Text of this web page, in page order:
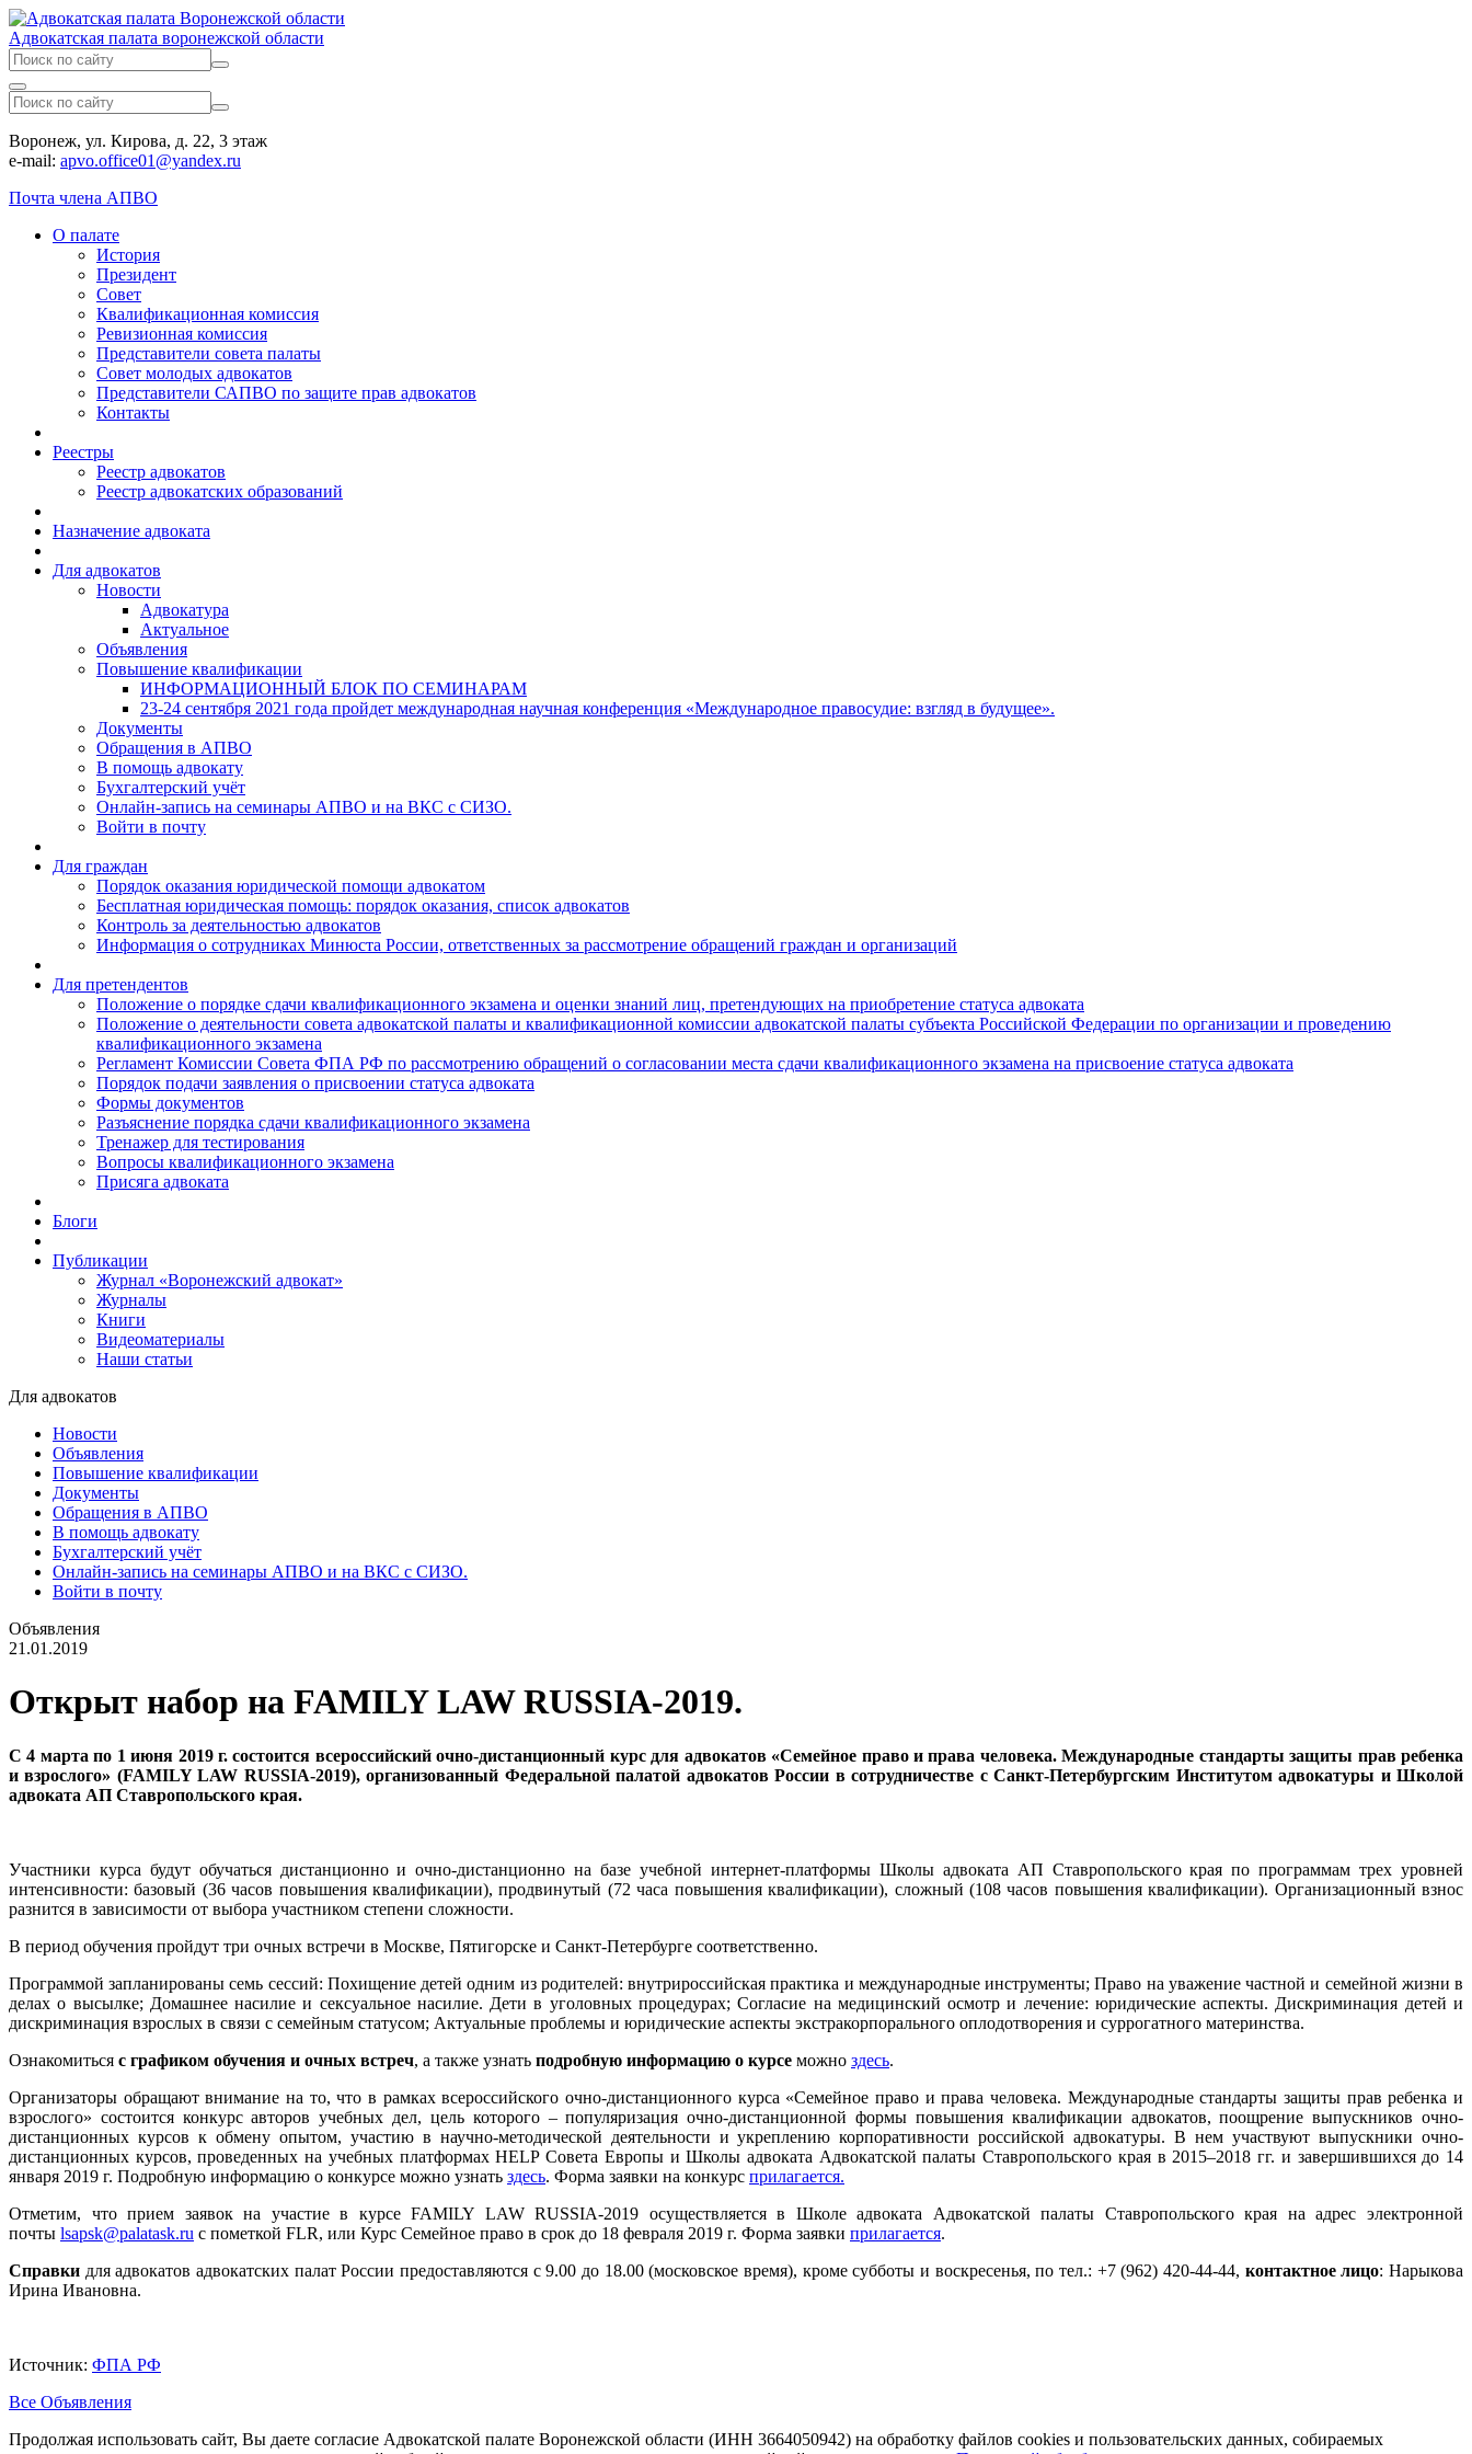
Адвокатская палата воронежской области
Воронеж, ул. Кирова, д. 22, 3 этаж
e-mail: apvo.office01@yandex.ru
Почта члена АПВО
О палате
История
Президент
Совет
Квалификационная комиссия
Ревизионная комиссия
Представители совета палаты
Совет молодых адвокатов
Представители САПВО по защите прав адвокатов
Контакты
Реестры
Реестр адвокатов
Реестр адвокатских образований
Назначение адвоката
Для адвокатов
Новости
Адвокатура
Актуальное
Объявления
Повышение квалификации
ИНФОРМАЦИОННЫЙ БЛОК ПО СЕМИНАРАМ
23-24 сентября 2021 года пройдет международная научная конференция «Международное правосудие: взгляд в будущее».
Документы
Обращения в АПВО
В помощь адвокату
Бухгалтерский учёт
Онлайн-запись на семинары АПВО и на ВКС с СИЗО.
Войти в почту
Для граждан
Порядок оказания юридической помощи адвокатом
Бесплатная юридическая помощь: порядок оказания, список адвокатов
Контроль за деятельностью адвокатов
Информация о сотрудниках Минюста России, ответственных за рассмотрение обращений граждан и организаций
Для претендентов
Положение о порядке сдачи квалификационного экзамена и оценки знаний лиц, претендующих на приобретение статуса адвоката
Положение о деятельности совета адвокатской палаты и квалификационной комиссии адвокатской палаты субъекта Российской Федерации по организации и проведению
квалификационного экзамена
Регламент Комиссии Совета ФПА РФ по рассмотрению обращений о согласовании места сдачи квалификационного экзамена на присвоение статуса адвоката
Порядок подачи заявления о присвоении статуса адвоката
Формы документов
Разъяснение порядка сдачи квалификационного экзамена
Тренажер для тестирования
Вопросы квалификационного экзамена
Присяга адвоката
Блоги
Публикации
Журнал «Воронежский адвокат»
Журналы
Книги
Видеоматериалы
Наши статьи
Для адвокатов
Новости
Объявления
Повышение квалификации
Документы
Обращения в АПВО
В помощь адвокату
Бухгалтерский учёт
Онлайн-запись на семинары АПВО и на ВКС с СИЗО.
Войти в почту
Объявления
21.01.2019
Открыт набор на FAMILY LAW RUSSIA-2019.
С 4 марта по 1 июня 2019 г. состоится всероссийский очно-дистанционный курс для адвокатов «Семейное право и права человека. Международные стандарты защиты прав ребенка
и взрослого» (FAMILY LAW RUSSIA-2019), организованный Федеральной палатой адвокатов России в сотрудничестве с Санкт-Петербургским Институтом адвокатуры и Школой
адвоката АП Ставропольского края.
Участники курса будут обучаться дистанционно и очно-дистанционно на базе учебной интернет-платформы Школы адвоката АП Ставропольского края по программам трех уровней
интенсивности: базовый (36 часов повышения квалификации), продвинутый (72 часа повышения квалификации), сложный (108 часов повышения квалификации). Организационный взнос
разнится в зависимости от выбора участником степени сложности.
В период обучения пройдут три очных встречи в Москве, Пятигорске и Санкт-Петербурге соответственно.
Программой запланированы семь сессий: Похищение детей одним из родителей: внутрироссийская практика и международные инструменты; Право на уважение частной и семейной жизни в
делах о высылке; Домашнее насилие и сексуальное насилие. Дети в уголовных процедурах; Согласие на медицинский осмотр и лечение: юридические аспекты. Дискриминация детей и
дискриминация взрослых в связи с семейным статусом; Актуальные проблемы и юридические аспекты экстракорпорального оплодотворения и суррогатного материнства.
Ознакомиться с графиком обучения и очных встреч, а также узнать подробную информацию о курсе можно здесь.
Организаторы обращают внимание на то, что в рамках всероссийского очно-дистанционного курса «Семейное право и права человека. Международные стандарты защиты прав ребенка и
взрослого» состоится конкурс авторов учебных дел, цель которого – популяризация очно-дистанционной формы повышения квалификации адвокатов, поощрение выпускников очно-
дистанционных курсов к обмену опытом, участию в научно-методической деятельности и укреплению корпоративности российской адвокатуры. В нем участвуют выпускники очно-
дистанционных курсов, проведенных на учебных платформах HELP Совета Европы и Школы адвоката Адвокатской палаты Ставропольского края в 2015–2018 гг. и завершившихся до 14
января 2019 г. Подробную информацию о конкурсе можно узнать здесь. Форма заявки на конкурс прилагается.
Отметим, что прием заявок на участие в курсе FAMILY LAW RUSSIA-2019 осуществляется в Школе адвоката Адвокатской палаты Ставропольского края на адрес электронной
почты lsapsk@palatask.ru с пометкой FLR, или Курс Семейное право в срок до 18 февраля 2019 г. Форма заявки прилагается.
Справки для адвокатов адвокатских палат России предоставляются с 9.00 до 18.00 (московское время), кроме субботы и воскресенья, по тел.: +7 (962) 420-44-44, контактное лицо: Нарыкова
Ирина Ивановна.
Источник: ФПА РФ
Все Объявления
Продолжая использовать сайт, Вы даете согласие Адвокатской палате Воронежской области (ИНН 3664050942) на обработку файлов cookies и пользовательских данных, собираемых